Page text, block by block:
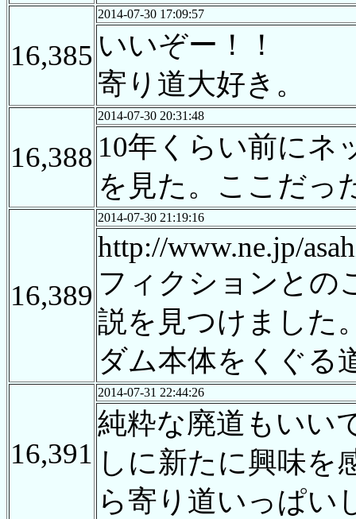
16,385
2014-07-30 17:09:57
いいぞー！！
寄り道大好き。
16,388
2014-07-30 20:31:48
10年くらい前にネ
を見た。ここだっ
16,389
2014-07-30 21:19:16
http://www.ne.jp/
フィクションとの
説を見つけました
ダム本体をくぐる
16,391
2014-07-31 22:44:26
純粋な廃道もいい
しに新たに興味を
ら寄り道いっぱい